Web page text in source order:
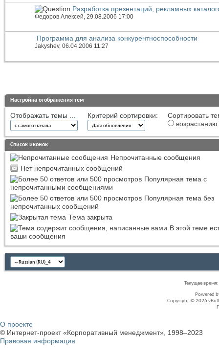
Разработка презентаций, рекламных
Федоров Алексей , 29.08.2006 17:00
Программа для анализа конкурентноспособности
Jakyshev, 06.04.2006 11:27
Настройка отображения тем
Отображать темы ... Критерий сортировки:
Сортировать
возрастанию
Список иконок
Непрочитанные сообщения
Нет непрочитанных сообщений
Популярная тема с
непрочитанными сообщениями
Популярная тема без
непрочитанных сообщений
Тема закрыта
В этой теме
ваши сообщения
Текущее время:
Powered
Copyright © 2026
О проекте
© Интернет-проект «Корпоративный менеджмент», 1998–2023
Правовая информация